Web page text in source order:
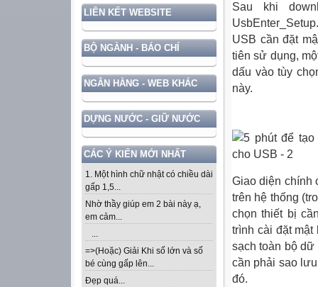
LIÊN KẾT WEBSITE
BỘ NGÀNH - BÁO CHÍ
NGÂN HÀNG - WEB KHÁC
DỰNG NƯỚC - GIỮ NƯỚC
CÁC Ý KIẾN MỚI NHẤT
1. Một hình chữ nhật có chiều dài
gấp 1,5...
Nhờ thầy giúp em 2 bài này ạ,
em cảm...
...
=>(Hoặc) Giải Khi số lớn và số
bé cùng gấp lên...
Đẹp quá...
Sau khi
USB cần đặt
tiên sử dụng,
dấu vào tùy
này.
Giao diện chính
trên hệ thống
chọn thiết bị
trình cài đặt
sạch toàn bộ dữ
cần phải sao
đó.